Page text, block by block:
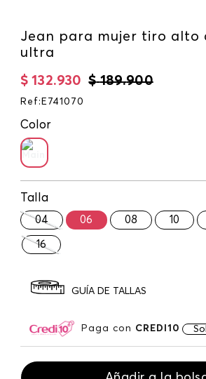
Jean para mujer tiro alto
ultra
$ 189.900
$ 132.930
Ref : E741070
Color
Talla
04 06 08 10
16
GUÍA DE TALLAS
Paga con CREDI10